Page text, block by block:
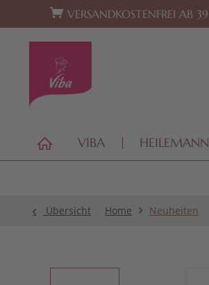
Zur Hauptnavigation springen
VERSANDKOSTENFREI AB
VIBA HEILEMANN
Übersicht Home Neuheiten